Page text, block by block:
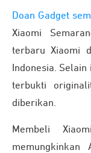
Doan Gadget
Xiaomi
terbaru Xiaomi
Indonesia. Selain
terbukti
diberikan.
Membeli
memungkinkan